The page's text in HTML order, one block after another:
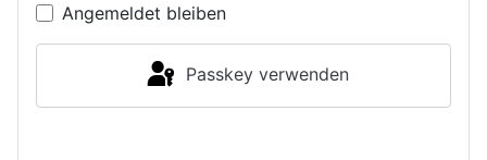
Angemeldet bleiben
Passkey verwenden